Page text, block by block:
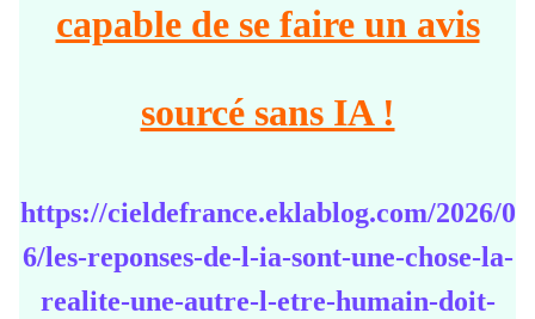
capable de se faire un avis
sourcé sans IA !
https://cieldefrance.eklablog.com/2026/0
6/les-reponses-de-l-ia-sont-une-chose-la-
realite-une-autre-l-etre-humain-doit-